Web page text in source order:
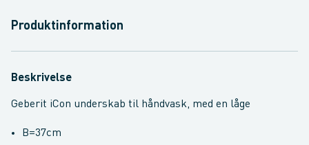
Produktinformation
Beskrivelse
Geberit iCon underskab til håndvask, med en låge
B=37cm